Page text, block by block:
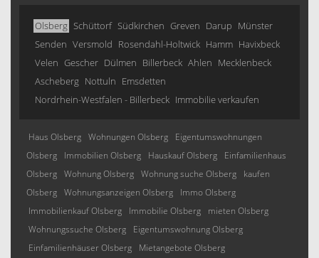
Olsberg Schüttorf Südkirchen Greven Darup Münster
Senden Versmold Rosendahl-Holtwick Hamm Havixbeck
Velen Gescher Dülmen Billerbeck Ahlen Mecklenbeck
Ascheberg Nottuln Emsdetten
Nordrhein-Westfalen - Billerbeck Immobilie verkaufen
Haus Olsberg Wohnungen Olsberg
Eigentumswohnungen
Olsberg
Immobilien Olsberg Hauskauf Olsberg
Einfamilienhaus
Olsberg Wohnung Olsberg Wohnung suche Olsberg
kaufen
Olsberg Wohnungsanzeigen Olsberg
Immo Olsberg
Immobilienkauf Olsberg
Immobilie Olsberg
mieten Olsberg
Wohnungssuche Olsberg
Eigentumswohnung Olsberg
Einfamilienhäuser Olsberg
Mietangebote Olsberg